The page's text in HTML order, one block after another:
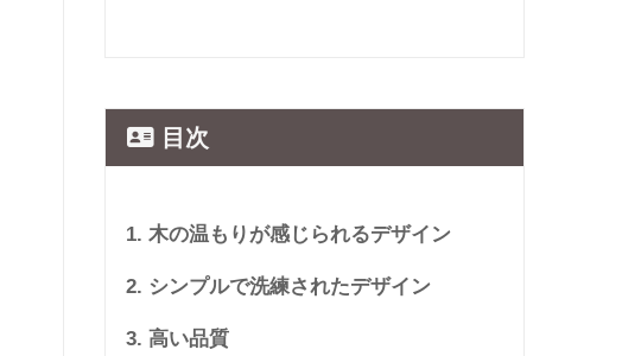
目次
1. 木の温もりが感じられるデザイン
2. シンプルで洗練されたデザイン
3. 高い品質